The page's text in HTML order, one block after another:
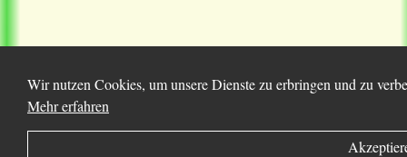
Wir nutzen Cookies, um unsere Dienste zu erbringen und zu
Mehr erfahren